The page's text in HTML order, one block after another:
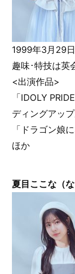
1999年3月29
趣味･特技は英
<出演作品>
「IDOLY
ディングアッ
「ドラゴン娘
ほか
夏目ここな（な